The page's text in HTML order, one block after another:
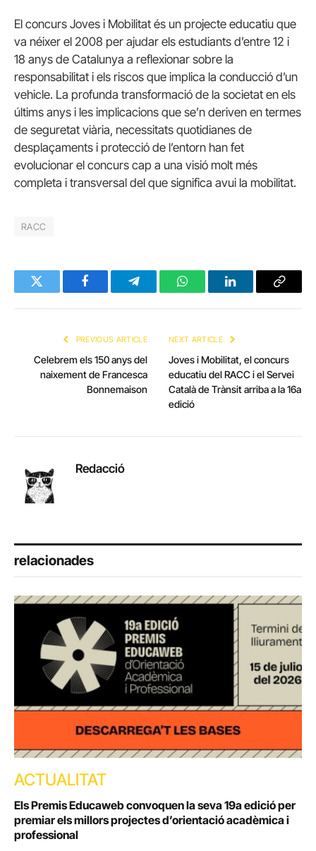
El concurs Joves i Mobilitat és un projecte educatiu que
va néixer el 2008 per ajudar els estudiants d’entre 12 i
18 anys de Catalunya a reflexionar sobre la
responsabilitat i els riscos que implica la conducció d’un
vehicle. La profunda transformació de la societat en els
últims anys i les implicacions que se’n deriven en termes
de seguretat viària, necessitats quotidianes de
desplaçaments i protecció de l’entorn han fet
evolucionar el concurs cap a una visió molt més
completa i transversal del que significa avui la mobilitat.
RACC
Twitter FacebookTelegramWhatsAppLinkedInCopy
PREVIOUS ARTICLE
Celebrem els 150 anys del
naixement de Francesca
Bonnemaison
NEXT ARTICLE
Joves i Mobilitat, el concurs
educatiu del RACC i el Servei
Català de Trànsit arriba a la 16a
edició
Redacció
relacionades
ACTUALITAT
Els Premis Educaweb convoquen la seva 19a edició per
premiar els millors projectes d’orientació acadèmica i
professional